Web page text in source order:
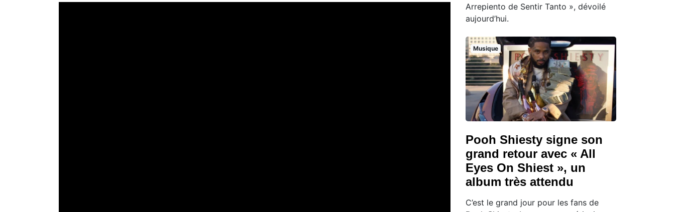
Arrepiento de Sentir Tanto », dévoilé
aujourd’hui.
Musique
Pooh Shiesty signe son
grand retour avec « All
Eyes On Shiest », un
album très attendu
C’est le grand jour pour les fans de